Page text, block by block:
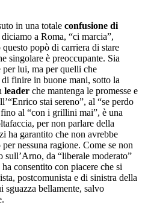
in una totale confusione di
a Roma, “ci marcia”,
popò di carriera di stare
singolare è preoccupante. Sia
per lui, ma per quelli che
finire in buone mani, sotto la
leader che mantenga le promesse e
stai sereno”, al “se perdo
al “con i grillini mai”, è una
per non parlare della
ha garantito che non avrebbe
per nessuna ragione. Come se non
sull’Arno, da “liberale moderato”
consentito con piacere che si
postcomunista e di sinistra della
sguazza bellamente, salvo